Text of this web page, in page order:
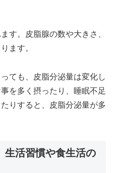
す。皮脂腺の数や大きさ、
ます。
ても、皮脂分泌量は変化し
を多く摂ったり、睡眠不足
りすると、皮脂分泌量が多
生活習慣や食生活の